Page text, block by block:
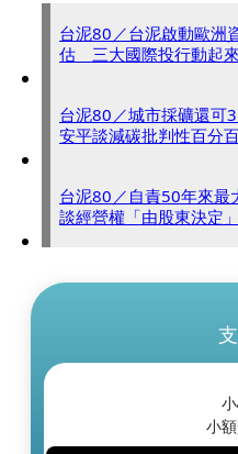
台泥80／台泥啟動歐洲
估 三大國際投行動起來
台泥80／城市採礦還
安平談減碳批判性百分
台泥80／自責50年來
談經營權「由股東決定」
小